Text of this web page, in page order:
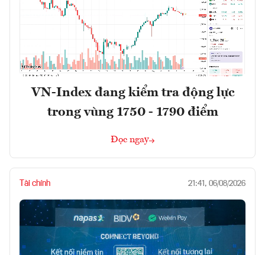
VN-Index đang kiểm tra động lực
trong vùng 1750 - 1790 điểm
Đọc ngay
Tài chính 21:41, 06/08/2026